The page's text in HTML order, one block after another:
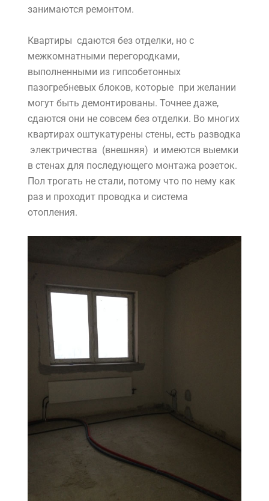
занимаются ремонтом.
Квартиры сдаются без отделки, но с
межкомнатными перегородками,
выполненными из гипсобетонных
пазогребневых блоков, которые при желании
могут быть демонтированы. Точнее даже,
сдаются они не совсем без отделки. Во многих
квартирах оштукатурены стены, есть разводка
электричества (внешняя) и имеются выемки
в стенах для последующего монтажа розеток.
Пол трогать не стали, потому что по нему как
раз и проходит проводка и система
отопления.